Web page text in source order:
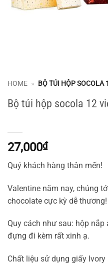
HOME » BỘ TÚI HỘP SOCOLA
Bộ túi hộp socola 12
27,000₫
Quý khách hàng thân mến!
Valentine năm nay, chúng
chocolate cực kỳ dễ thương!
Quy cách như sau: hộp
đựng đi kèm rất xinh ạ.
Chất liệu sử dụng giấy